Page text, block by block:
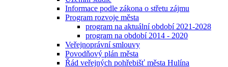
Informace podle zákona o střetu zájmu
Program rozvoje města
program na aktuální období 2021-2028
program na období 2014 - 2020
Veřejnoprávní smlouvy
Povodňový plán města
Řád veřejných pohřebišť města Hulína